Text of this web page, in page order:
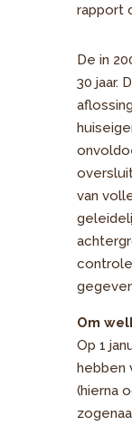
rapport
De in
30 jaar.
van
Om
Op 1
hebben
(hierna